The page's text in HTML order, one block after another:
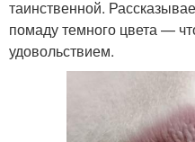
таинственной.
помаду темного цвета —
удовольствием.